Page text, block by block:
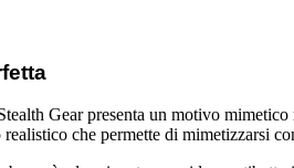
Gear presenta un motivo
che permette di mimetizzarsi